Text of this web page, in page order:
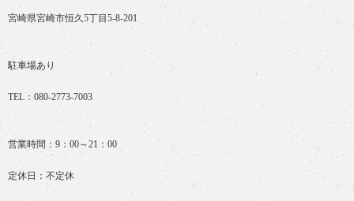
宮崎県宮崎市恒久5丁目5-8-201
駐車場あり
TEL：080-2773-7003
営業時間：9：00～21：00
定休日：不定休